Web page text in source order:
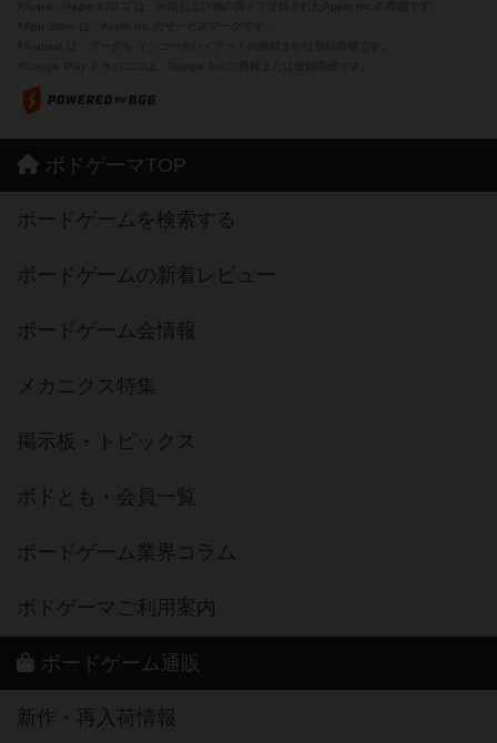
ボドゲーマTOP
ボードゲームを検索する
ボードゲームの新着レビュー
ボードゲーム会情報
メカニクス特集
掲示板・トピックス
ボドとも・会員一覧
ボードゲーム業界コラム
ボドゲーマご利用案内
ボードゲーム通販
新作・再入荷情報